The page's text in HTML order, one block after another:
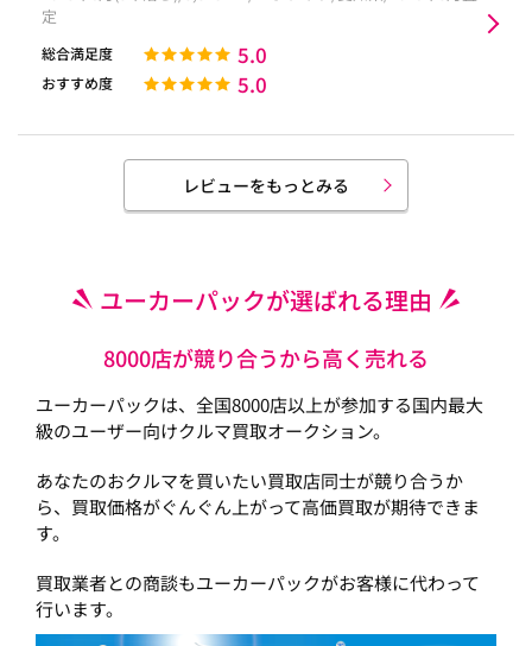
定
総合満足度 5.0
おすすめ度 5.0
レビューをもっとみる
ユーカーパックが選ばれる理由
8000店が競り合うから高く売れる
ユーカーパックは、全国8000店以上が参加する国内最大
級のユーザー向けクルマ買取オークション。
あなたのおクルマを買いたい買取店同士が競り合うか
ら、買取価格がぐんぐん上がって高価買取が期待できま
す。
買取業者との商談もユーカーパックがお客様に代わって
行います。